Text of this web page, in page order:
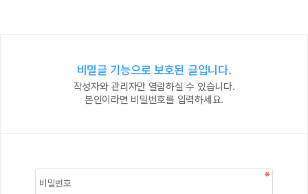
비밀글 기능으로 보호된 글입니다.
작성자와 관리자만 열람하실 수 있습니다.
본인이라면 비밀번호를 입력하세요.